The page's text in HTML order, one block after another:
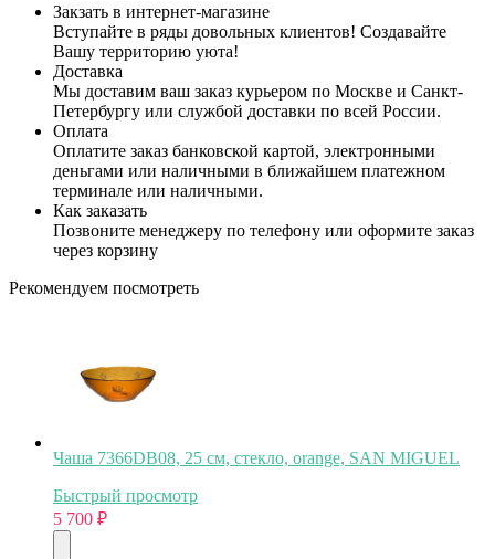
Закзать в интернет-магазине
Вступайте в ряды довольных клиентов! Создавайте
Вашу территорию уюта!
Доставка
Мы доставим ваш заказ курьером по Москве и Санкт-
Петербургу или службой доставки по всей России.
Оплата
Оплатите заказ банковской картой, электронными
деньгами или наличными в ближайшем платежном
терминале или наличными.
Как заказать
Позвоните менеджеру по телефону или оформите заказ
через корзину
Рекомендуем посмотреть
Чаша 7366DB08, 25 см, стекло, orange, SAN MIGUEL
Быстрый просмотр
5 700 ₽